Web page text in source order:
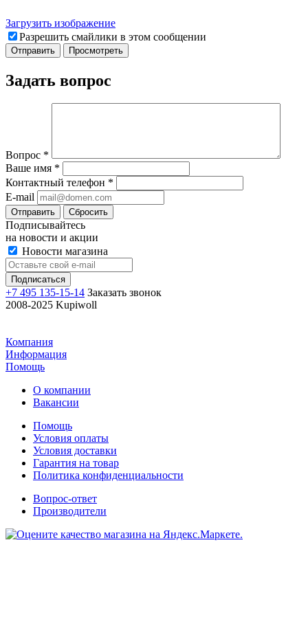
Загрузить изображение
Разрешить смайлики в этом сообщении
Задать вопрос
Вопрос *
Ваше имя *
Контактный телефон *
E-mail
Отправить Сбросить
Подписывайтесь
на новости и акции
Новости магазина
+7 495 135-15-14 Заказать звонок
2008-2025 Kupiwoll
Компания
Информация
Помощь
О компании
Вакансии
Помощь
Условия оплаты
Условия доставки
Гарантия на товар
Политика конфиденциальности
Вопрос-ответ
Производители